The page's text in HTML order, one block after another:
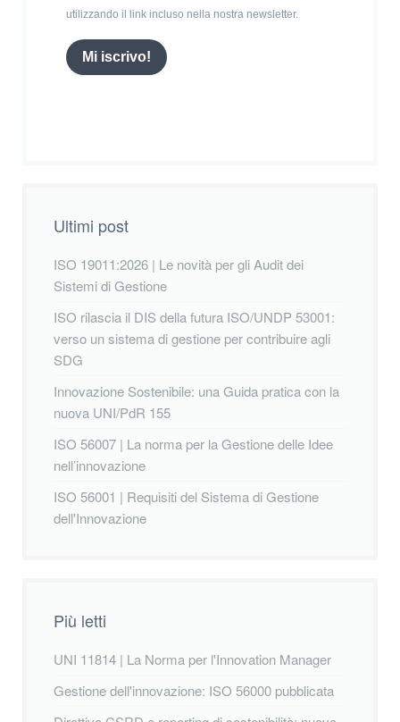
utilizzando il link incluso nella nostra newsletter.
Mi iscrivo!
Ultimi post
ISO 19011:2026 | Le novità per gli Audit dei
Sistemi di Gestione
ISO rilascia il DIS della futura ISO/UNDP 53001:
verso un sistema di gestione per contribuire agli
SDG
Innovazione Sostenibile: una Guida pratica con la
nuova UNI/PdR 155
ISO 56007 | La norma per la Gestione delle Idee
nell’innovazione
ISO 56001 | Requisiti del Sistema di Gestione
dell'Innovazione
Più letti
UNI 11814 | La Norma per l'Innovation Manager
Gestione dell'innovazione: ISO 56000 pubblicata